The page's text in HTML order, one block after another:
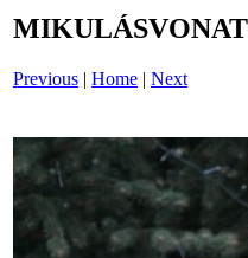
Previous | Home | Next